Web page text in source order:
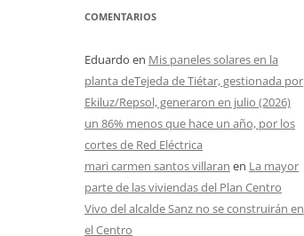
COMENTARIOS
Eduardo en Mis paneles solares en la
planta deTejeda de Tiétar, gestionada por
Ekiluz/Repsol, generaron en julio (2026)
un 86% menos que hace un año, por los
cortes de Red Eléctrica
mari carmen santos villaran en La mayor
parte de las viviendas del Plan Centro
Vivo del alcalde Sanz no se construirán en
el Centro